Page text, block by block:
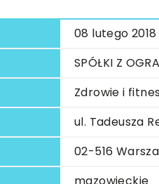
08 lutego 2018
SPÓŁKI Z
Zdrowie i
ul. Tadeusza
02-516
mazowieckie